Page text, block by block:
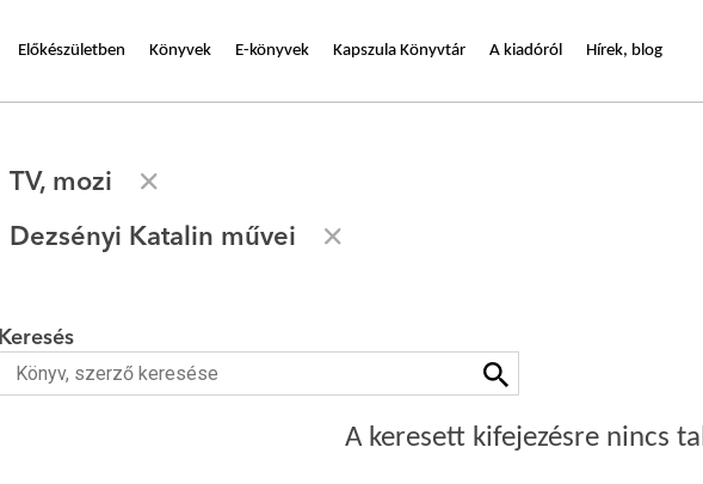
Előkészületben Könyvek E-könyvek Kapszula Könyvtár A kiadóról Hírek, blog
TV, mozi
Dezsényi Katalin művei
Keresés
A keresett kifejezésre nincs